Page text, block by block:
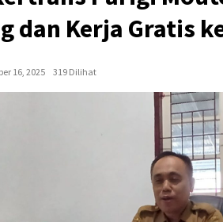
dan Kerja Gratis
16, 2025
319 Dilihat